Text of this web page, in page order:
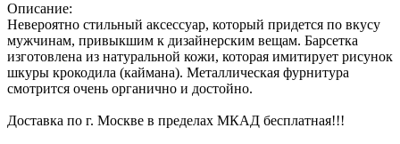
Описание:
Невероятно стильный аксессуар, который придется по вкусу
мужчинам, привыкшим к дизайнерским вещам. Барсетка
изготовлена из натуральной кожи, которая имитирует рисунок
шкуры крокодила (каймана). Металлическая фурнитура
смотрится очень органично и достойно.
Доставка по г. Москве в пределах МКАД бесплатная!!!